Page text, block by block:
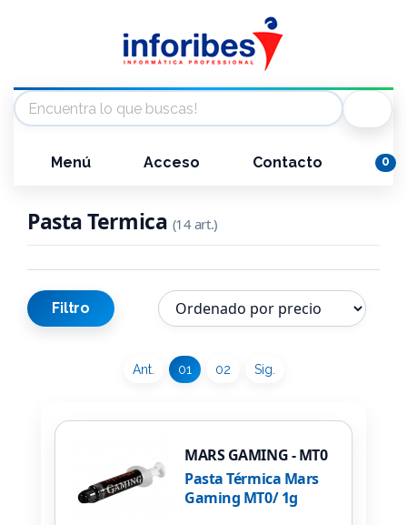
Menú Acceso Contacto 0
Pasta Termica (14 art.)
Filtro
Ant. 01 02 Sig.
MARS GAMING - MT0
Pasta Térmica Mars
Gaming MT0/ 1g